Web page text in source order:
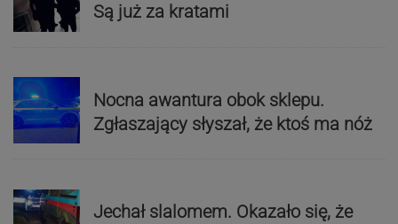
Są już za kratami
Nocna awantura obok sklepu.
Zgłaszający słyszał, że ktoś ma nóż
Jechał slalomem. Okazało się, że